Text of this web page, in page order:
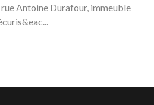
Antoine Durafour, immeuble